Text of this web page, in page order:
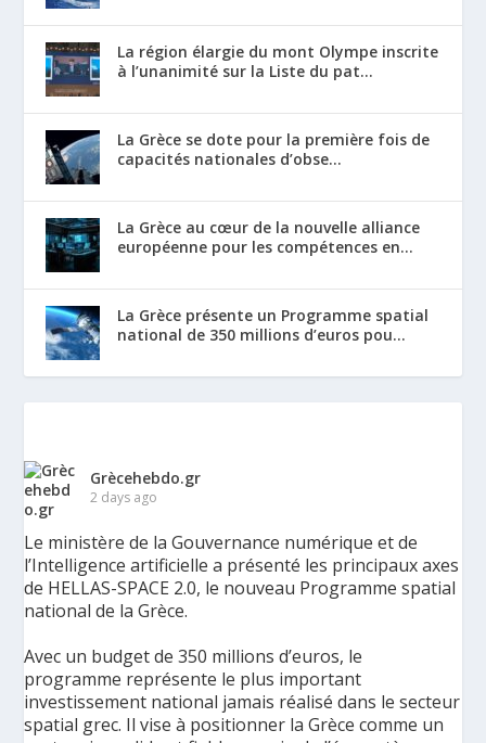
La région élargie du mont Olympe inscrite
à l’unanimité sur la Liste du pat...
La Grèce se dote pour la première fois de
capacités nationales d’obse...
La Grèce au cœur de la nouvelle alliance
européenne pour les compétences en...
La Grèce présente un Programme spatial
national de 350 millions d’euros pou...
Grècehebdo.gr
2 days ago
Le ministère de la Gouvernance numérique et de
l’Intelligence artificielle a présenté les principaux axes
de HELLAS-SPACE 2.0, le nouveau Programme spatial
national de la Grèce.
Avec un budget de 350 millions d’euros, le
programme représente le plus important
investissement national jamais réalisé dans le secteur
spatial grec. Il vise à positionner la Grèce comme un